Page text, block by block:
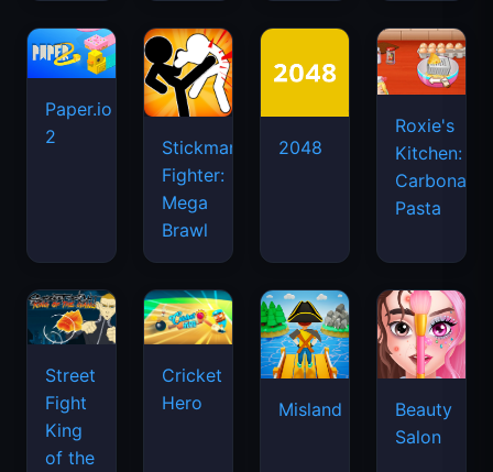
Paper.io
2
Stickman
Fighter:
Mega
Brawl
2048
Roxie's
Kitchen:
Carbonara
Pasta
Street
Fight
King
of the
Cricket
Hero
Misland
Beauty
Salon